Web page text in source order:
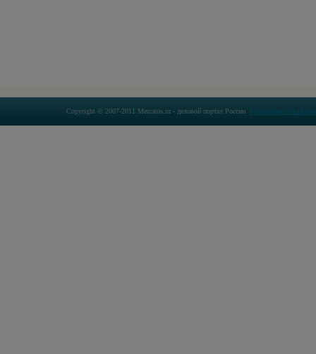
Copyright © 2007-2011 Mercatos.ru - деловой портал России. Бесплатные